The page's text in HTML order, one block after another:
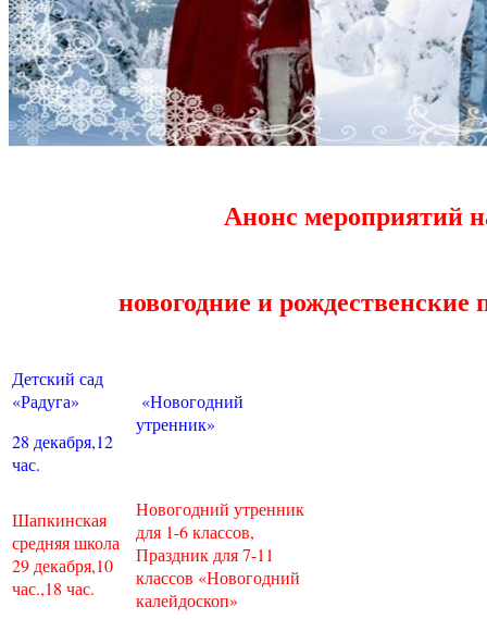
Анонс мероприятий
новогодние и рождественские
Детский сад
«Радуга»
28 декабря,12
час.
«Новогодний
утренник»
Шапкинская
средняя школа
29 декабря,10
час.,18 час.
Новогодний утренник
для 1-6 классов,
Праздник для 7-11
классов «Новогодний
калейдоскоп»